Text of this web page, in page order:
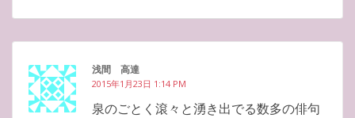
浅間 高達
2015年1月23日 1:14 PM
泉のごとく滾々と湧き出でる数多の俳句